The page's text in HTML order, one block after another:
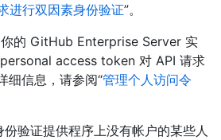
进行双因素身份验证”。
的 GitHub Enterprise Server 实
access token 对 API 请求
细信息，请参阅“管理个人访问令
验证提供程序上没有帐户的某些人